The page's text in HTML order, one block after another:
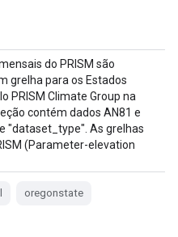
do PRISM são
grelha para os Estados
PRISM Climate Group na
contém dados AN81 e
"dataset_type". As grelhas
(Parameter-elevation
oregonstate